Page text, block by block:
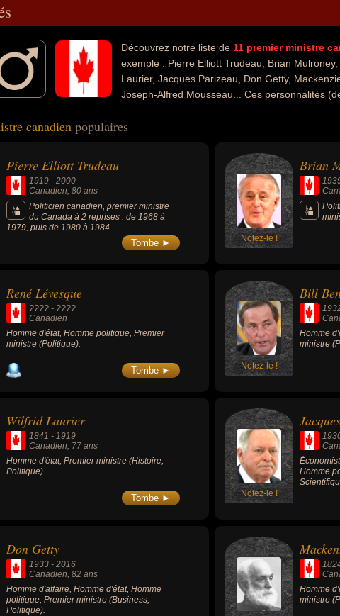
Découvrez notre liste de 11 premier ministre
exemple : Pierre Elliott Trudeau, Brian
Laurier, Jacques Parizeau, Don Getty,
Joseph-Alfred Mousseau... Ces personnalités
député, homme d'état, homme politique, président d'un parti politique,
canadien populaires
Pierre Elliott Trudeau
1919 - 2000
Canadien, 80 ans
Politicien canadien, premier ministre
du Canada à 2 reprises : de 1968 à
1979, puis de 1980 à 1984.
Tombe ► Notez-le !
Brian
René Lévesque
???? - ????
Canadien
Homme d'état, Homme politique, Premier
ministre (Politique).
Tombe ► Notez-le !
Bill
Homme
ministre
Wilfrid Laurier
1841 - 1919
Canadien, 77 ans
Homme d'état, Premier ministre (Histoire,
Politique).
Tombe ► Notez-le !
Homme
Don Getty
1933 - 2016
Canadien , 82 ans
Homme d'affaire, Homme d'état, Homme
politique, Premier ministre (Business,
Politique).
Homme
ministre